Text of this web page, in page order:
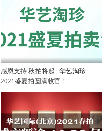
感恩支持 秋拍将起 | 华艺淘珍
2021盛夏拍圆满收官！